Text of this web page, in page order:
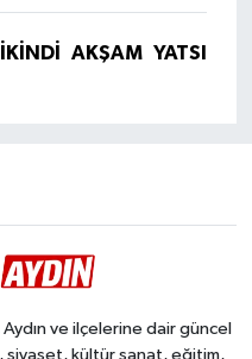
İKINDI AKŞAM YATSI
ve ilçelerine dair güncel
siyaset, kültür sanat, eğitim,